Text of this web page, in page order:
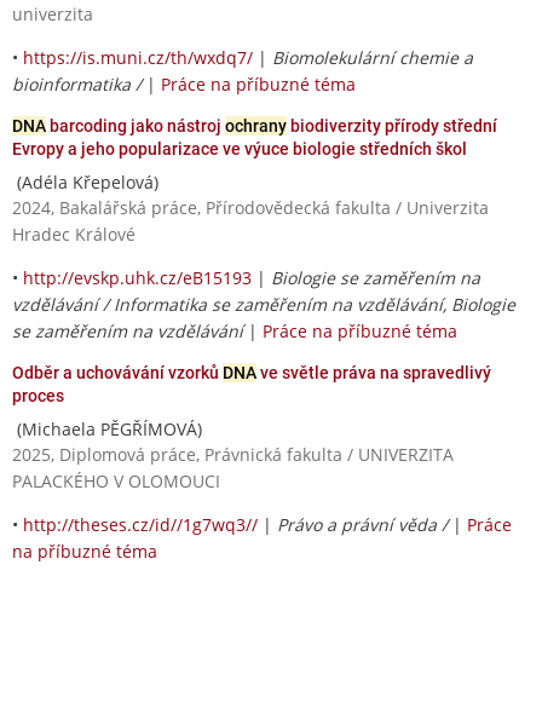
univerzita
• https://is.muni.cz/th/wxdq7/ | Biomolekulární chemie a
bioinformatika / | Práce na příbuzné téma
DNAbarcoding jako nástroj ochranybiodiverzity přírody střední
Evropy a jeho popularizace ve výuce biologie středních škol
(Adéla Křepelová)
2024, Bakalářská práce, Přírodovědecká fakulta / Univerzita
Hradec Králové
• http://evskp.uhk.cz/eB15193 | Biologie se zaměřením na
vzdělávání / Informatika se zaměřením na vzdělávání, Biologie
se zaměřením na vzdělávání| Práce na příbuzné téma
Odběr a uchovávání vzorků DNAve světle práva na spravedlivý
proces
(Michaela PĚGŘÍMOVÁ)
2025, Diplomová práce, Právnická fakulta / UNIVERZITA
PALACKÉHO V OLOMOUCI
• http://theses.cz/id//1g7wq3// | Právo a právní věda / | Práce
na příbuzné téma